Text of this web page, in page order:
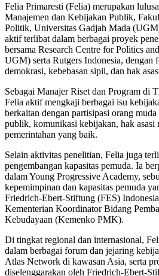
Felia Primaresti (Felia) merupakan
Manajemen dan Kebijakan Publik,
Politik, Universitas Gadjah Mada
aktif terlibat dalam berbagai proyek
bersama Research Centre for Politics
UGM) serta Rutgers Indonesia, dengan
demokrasi, kebebasan sipil, dan hak
Sebagai Manajer Riset dan Program di
Felia aktif mengkaji berbagai isu
berkaitan dengan partisipasi orang
publik, komunikasi kebijakan, hak asasi
pemerintahan yang baik.
Selain aktivitas penelitian, Felia juga
pengembangan kapasitas pemuda. Ia
dalam Young Progressive Academy,
kepemimpinan dan kapasitas pemuda
Friedrich-Ebert-Stiftung (FES)
Kementerian Koordinator Bidang
Kebudayaan (Kemenko PMK).
Di tingkat regional dan internasional,
dalam berbagai forum dan jejaring
Atlas Network di kawasan Asia, serta
diselenggarakan oleh Friedrich-Ebert-